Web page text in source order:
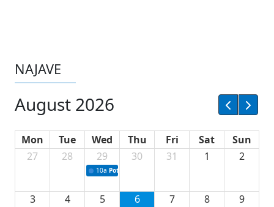
NAJAVE
August 2026
Mon Tue Wed Thu Fri Sat
Sun
27
28 29
10a Potpisivanje ugovora sa neprofitnim
30 31 1 2
3 4 5 6 7 8 9